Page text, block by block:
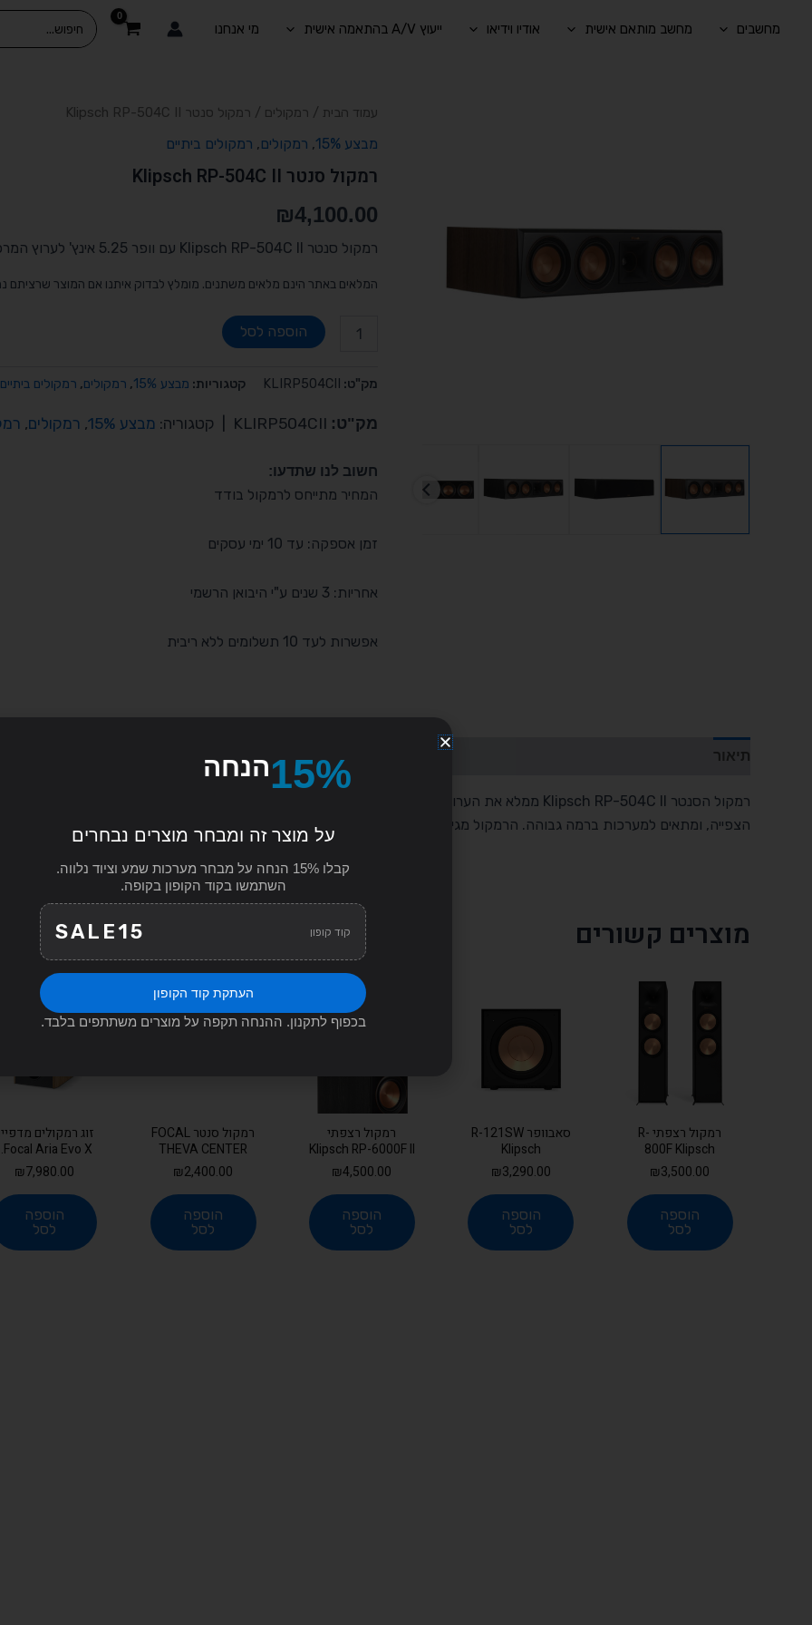
מחשבים מחשב מותאם אישית אודיו וידיאו ייעוץ A/V בהתאמה אישית מי אנחנו
Search
for:
עמוד הבית / רמקולים / רמקול סנטר Klipsch RP-504C II
מבצע 15% , רמקולים, רמקולים ביתיים
רמקול סנטר Klipsch RP-504C II
₪4,100.00
רמקול סנטר Klipsch RP-504C II עם וופר 5.25 אינץ' לערוץ המרכזי בקולנוע ביתי, עם אחריות שלוש שנים.
המלאים באתר הינם מלאים משתנים. מומלץ לבדוק איתנו אם המוצר שרציתם
כמות
רמקול
Klipsch
504C
הוספה לסל
מק"ט: KLIRP504CII קטגוריות: מבצע 15% , רמקולים, רמקולים ביתיים
מק"ט: קטגוריה: מבצע 15% , רמקולים,
חשוב לנו שתדעו:
המחיר מתייחס לרמקול בודד
זמן אספקה: עד 10 ימי עסקים
אחריות: 3 שנים ע"י היבואן הרשמי
אפשרות לעד 10 תשלומים ללא ריבית
תיאור
הצפייה, ומתאים למערכות ברמה גבוהה. הרמקול מגיע עם אחריות לשלוש שנים. נשמח להתאים אותו לרמקולים ולרסיבר שכבר יש
מוצרים קשורים
רמקול רצפתי R-
800F Klipsch
₪3,500.00
הוספה
לסל
סאבוופר R-121SW
Klipsch
₪3,290.00
הוספה
לסל
רמקול רצפתי
Klipsch RP-6000F II
₪4,500.00
הוספה
לסל
רמקול סנטר FOCAL
THEVA CENTER
₪2,400.00
הוספה
לסל
זוג רמקולים
Focal Aria Evo X...
₪7,980.00
הוספה
לסל
15%הנחה
על מוצר זה ומבחר מוצרים נבחרים
קבלו 15% הנחה על מבחר מערכות שמע וציוד נלווה.
השתמשו בקוד הקופון בקופה.
קוד קופון SALE15
העתקת קוד הקופון
בכפוף לתקנון. ההנחה תקפה על מוצרים משתתפים בלבד.